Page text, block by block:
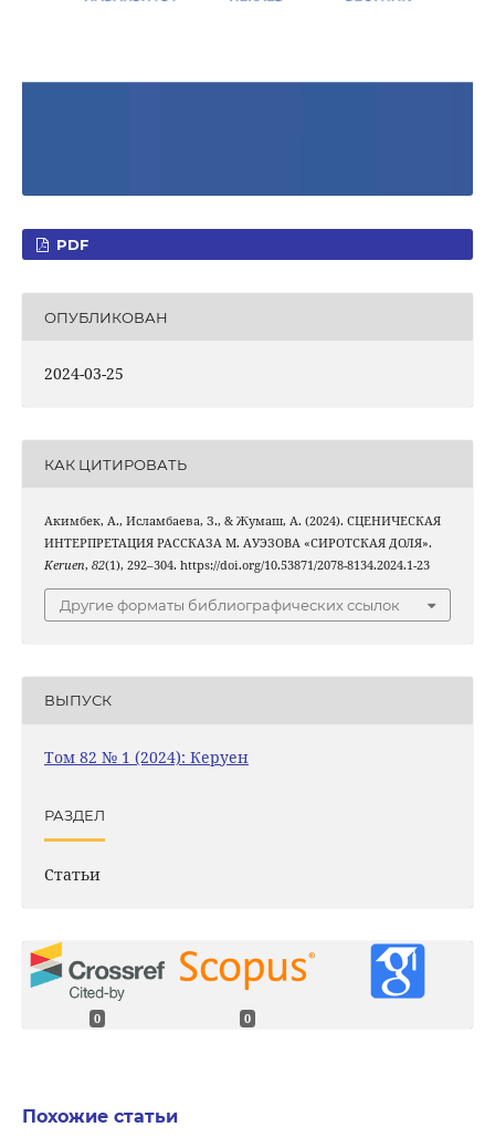
PDF
ОПУБЛИКОВАН
2024-03-25
КАК ЦИТИРОВАТЬ
Акимбек, А., Исламбаева, З., & Жумаш, А. (2024). СЦЕНИЧЕСКАЯ
ИНТЕРПРЕТАЦИЯ РАССКАЗА М. АУЭЗОВА «СИРОТСКАЯ ДОЛЯ».
Keruen, 82(1), 292–304. https://doi.org/10.53871/2078-8134.2024.1-23
Другие форматы библиографических ссылок
ВЫПУСК
Том 82 № 1 (2024): Керуен
РАЗДЕЛ
Статьи
0 0
Похожие статьи